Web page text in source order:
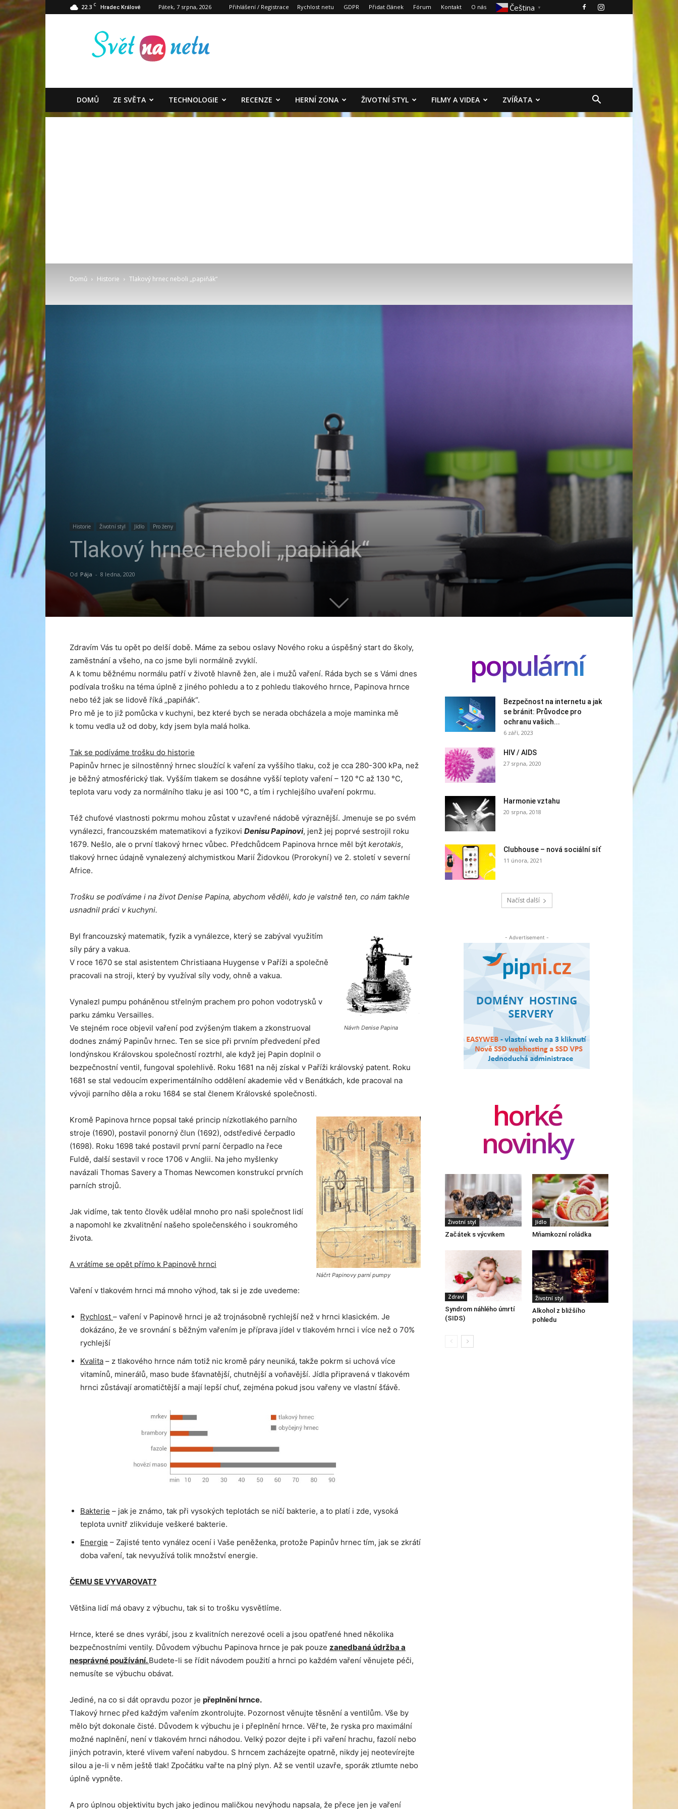
22.3 C Hradec Králové Pátek, 7 srpna, 2026 Přihlášení / Registrace Rychlost netu GDPR Přidat článek Fórum Kontakt O nás Čeština‎ ▼
Svět
na
netu
DOMŮ ZE SVĚTA TECHNOLOGIE RECENZE HERNÍ ZONA ŽIVOTNÍ STYL FILMY A VIDEA ZVÍŘATA
Domů Historie Tlakový hrnec neboli „papiňák“
Historie Životní styl Jídlo Pro ženy
Tlakový hrnec neboli „papiňák“
Od Pája - 8 ledna, 2020
Zdravím Vás tu opět po delší době. Máme za sebou oslavy Nového roku a úspěšný start do školy,
zaměstnání a všeho, na co jsme byli normálně zvyklí.
A k tomu běžnému normálu patří v životě hlavně žen, ale i mužů vaření. Ráda bych se s Vámi dnes
podívala trošku na téma úplně z jiného pohledu a to z pohledu tlakového hrnce, Papinova hrnce
nebo též jak se lidově říká „papiňák“.
Pro mě je to již pomůcka v kuchyni, bez které bych se nerada obcházela a moje maminka mě
k tomu vedla už od doby, kdy jsem byla malá holka.
Tak se podíváme trošku do historie
Papinův hrnec je silnostěnný hrnec sloužící k vaření za vyššího tlaku, což je cca 280-300 kPa, než
je běžný atmosférický tlak. Vyšším tlakem se dosáhne vyšší teploty vaření – 120 °C až 130 °C,
teplota varu vody za normálního tlaku je asi 100 °C, a tím i rychlejšího uvaření pokrmu.
Též chuťové vlastnosti pokrmu mohou zůstat v uzavřené nádobě výraznější. Jmenuje se po svém
vynálezci, francouzském matematikovi a fyzikovi Denisu Papinovi, jenž jej poprvé sestrojil roku
1679. Nešlo, ale o první tlakový hrnec vůbec. Předchůdcem Papinova hrnce měl být kerotakis,
tlakový hrnec údajně vynalezený alchymistkou Marií Židovkou (Prorokyní) ve 2. století v severní
Africe.
Trošku se podíváme i na život Denise Papina, abychom věděli, kdo je valstně ten, co nám takhle
usnadnil práci v kuchyni.
Návrh Denise Papina
Byl francouzský matematik, fyzik a vynálezce, který se zabýval využitím
síly páry a vakua.
V roce 1670 se stal asistentem Christiaana Huygense v Paříži a společně
pracovali na stroji, který by využíval síly vody, ohně a vakua.
Vynalezl pumpu poháněnou střelným prachem pro pohon vodotrysků v
parku zámku Versailles.
Ve stejném roce objevil vaření pod zvýšeným tlakem a zkonstruoval
dodnes známý Papinův hrnec. Ten se sice při prvním předvedení před
londýnskou Královskou společností roztrhl, ale když jej Papin doplnil o
bezpečnostní ventil, fungoval spolehlivě. Roku 1681 na něj získal v Paříži královský patent. Roku
1681 se stal vedoucím experimentálního oddělení akademie věd v Benátkách, kde pracoval na
vývoji parního děla a roku 1684 se stal členem Královské společnosti.
Náčrt Papinovy parní pumpy
Kromě Papinova hrnce popsal také princip nízkotlakého parního
stroje (1690), postavil ponorný člun (1692), odstředivé čerpadlo
(1698). Roku 1698 také postavil první parní čerpadlo na řece
Fuldě, další sestavil v roce 1706 v Anglii. Na jeho myšlenky
navázali Thomas Savery a Thomas Newcomen konstrukcí prvních
parních strojů.
Jak vidíme, tak tento člověk udělal mnoho pro naši společnost lidí
a napomohl ke zkvalitnění našeho společenského i soukromého
života.
A vrátíme se opět přímo k Papinově hrnci
Vaření v tlakovém hrnci má mnoho výhod, tak si je zde uvedeme:
Rychlost – vaření v Papinově hrnci je až trojnásobně rychlejší než v hrnci klasickém. Je
dokázáno, že ve srovnání s běžným vařením je příprava jídel v tlakovém hrnci i více než o 70%
rychlejší
Kvalita – z tlakového hrnce nám totiž nic kromě páry neuniká, takže pokrm si uchová více
vitamínů, minerálů, maso bude šťavnatější, chutnější a voňavější. Jídla připravená v tlakovém
hrnci zůstávají aromatičtější a mají lepší chuť, zejména pokud jsou vařeny ve vlastní šťávě.
Bakterie – jak je známo, tak při vysokých teplotách se ničí bakterie, a to platí i zde, vysoká
teplota uvnitř zlikviduje veškeré bakterie.
Energie – Zajisté tento vynález ocení i Vaše peněženka, protože Papinův hrnec tím, jak se zkrátí
doba vaření, tak nevyužívá tolik množství energie.
ČEMU SE VYVAROVAT?
Většina lidí má obavy z výbuchu, tak si to trošku vysvětlíme.
Hrnce, které se dnes vyrábí, jsou z kvalitních nerezové oceli a jsou opatřené hned několika
bezpečnostními ventily. Důvodem výbuchu Papinova hrnce je pak pouze zanedbaná údržba a
nesprávné používání.Budete-li se řídit návodem použití a hrnci po každém vaření věnujete péči,
nemusíte se výbuchu obávat.
Jediné, na co si dát opravdu pozor je přeplnění hrnce.
Tlakový hrnec před každým vařením zkontrolujte. Pozornost věnujte těsnění a ventilům. Vše by
mělo být dokonale čisté. Důvodem k výbuchu je i přeplnění hrnce. Věřte, že ryska pro maximální
možné naplnění, není v tlakovém hrnci náhodou. Velký pozor dejte i při vaření hrachu, fazolí nebo
jiných potravin, které vlivem vaření nabydou. S hrncem zacházejte opatrně, nikdy jej neotevírejte
silou a je-li v něm ještě tlak! Zpočátku vařte na plný plyn. Až se ventil uzavře, sporák ztlumte nebo
úplně vypněte.
A pro úplnou objektivitu bych jako jedinou maličkou nevýhodu napsala, že přece jen je vaření
populární
Bezpečnost na internetu a jak
se bránit: Průvodce pro
ochranu vašich...
6 září, 2023
HIV / AIDS
27 srpna, 2020
Harmonie vztahu
20 srpna, 2018
Clubhouse – nová sociální síť
11 února, 2021
Načíst další
- Advertisement -
horké
novinky
Životní styl
Začátek s výcvikem
Jídlo
Mňamkozní roládka
Zdraví
Syndrom náhlého úmrtí
(SIDS)
Životní styl
Alkohol z bližšího
pohledu